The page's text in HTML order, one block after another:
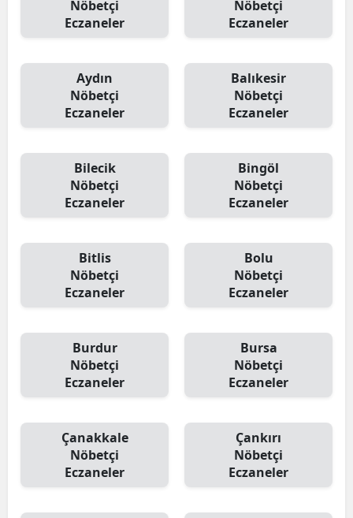
Nöbetçi
Eczaneler
Nöbetçi
Eczaneler
Aydın
Nöbetçi
Eczaneler
Balıkesir
Nöbetçi
Eczaneler
Bilecik
Nöbetçi
Eczaneler
Bingöl
Nöbetçi
Eczaneler
Bitlis
Nöbetçi
Eczaneler
Bolu
Nöbetçi
Eczaneler
Burdur
Nöbetçi
Eczaneler
Bursa
Nöbetçi
Eczaneler
Çanakkale
Nöbetçi
Eczaneler
Çankırı
Nöbetçi
Eczaneler